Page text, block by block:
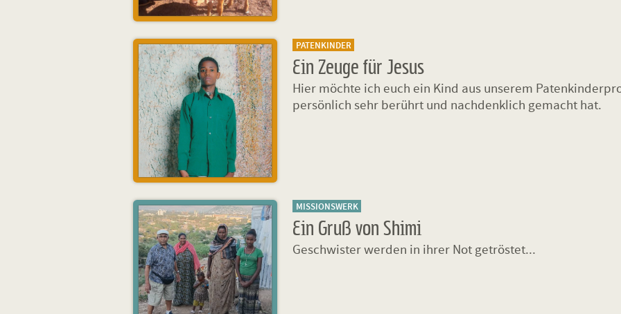
PATENKINDER
Ein Zeuge für Jesus
Hier möchte ich euch ein Kind aus unserem
persönlich sehr berührt und nachdenklich gemacht hat.
MISSIONSWERK
Ein Gruß von Shimi
Geschwister werden in ihrer Not getröstet...